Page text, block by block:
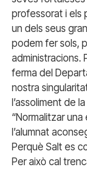
professorat i els
un dels seus
podem fer sols,
administracions.
ferma del
nostra
l’assoliment de
“Normalitzar
l’alumnat
Perquè Salt es
Per això cal